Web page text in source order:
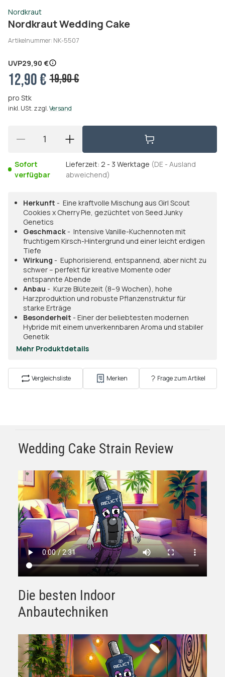
Nordkraut
Nordkraut Wedding Cake
Artikelnummer: NK-5507
UVP29,90 €
12,90 € 19,90 €
pro Stk
inkl. USt. zzgl.Versand
Sofort
verfügbar
Lieferzeit: 2 - 3 Werktage (DE - Ausland
abweichend)
Herkunft- Eine kraftvolle Mischung aus Girl Scout
Cookies x Cherry Pie, gezüchtet von Seed Junky
Genetics
Geschmack- Intensive Vanille-Kuchennoten mit
fruchtigem Kirsch-Hintergrund und einer leicht erdigen
Tiefe
Wirkung- Euphorisierend, entspannend, aber nicht zu
schwer – perfekt für kreative Momente oder
entspannte Abende
Anbau- Kurze Blütezeit (8–9 Wochen), hohe
Harzproduktion und robuste Pflanzenstruktur für
starke Erträge
Besonderheit- Einer der beliebtesten modernen
Hybride mit einem unverkennbaren Aroma und stabiler
Genetik
Mehr Produktdetails
Vergleichsliste Merken Frage zum Artikel
Wedding Cake Strain Review
Die besten Indoor
Anbautechniken